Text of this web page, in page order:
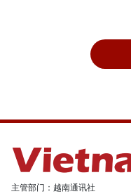
主管部门：越南通讯社